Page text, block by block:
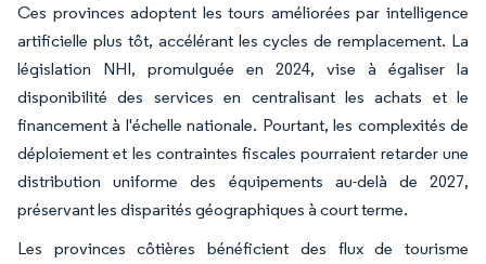
Ces provinces adoptent les tours améliorées par intelligence
artificielle plus tôt, accélérant les cycles de remplacement. La
législation NHI, promulguée en 2024, vise à égaliser la
disponibilité des services en centralisant les achats et le
financement à l'échelle nationale. Pourtant, les complexités de
déploiement et les contraintes fiscales pourraient retarder une
distribution uniforme des équipements au-delà de 2027,
préservant les disparités géographiques à court terme.
Les provinces côtières bénéficient des flux de tourisme